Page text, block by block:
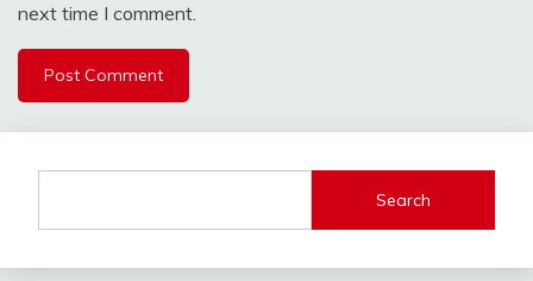
next time I comment.
Search